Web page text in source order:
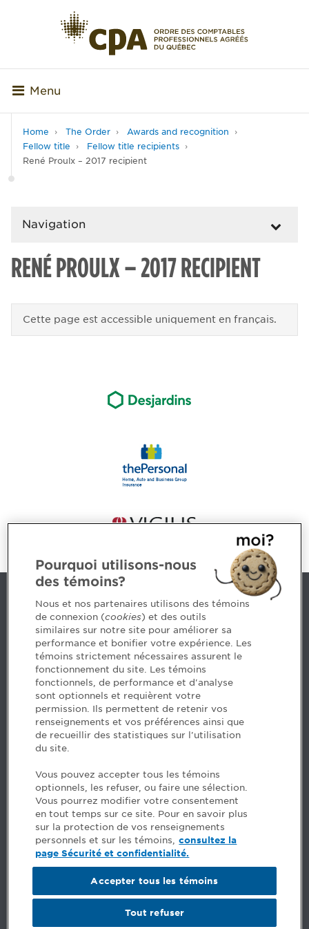
Menu
Home The Order
Awards and recognition
Fellow title
Fellow title recipients
René Proulx – 2017 recipient
Navigation
RENÉ PROULX – 2017 RECIPIENT
Cette page est accessible uniquement en français.
Contact us
5, Place Ville Marie, bureau 800, Montréal (Québec)
H3B 2G2
www.cpaquebec.ca
Questions? Ask our team >
Want to make the Order a part of your career? See
our job offers >
Facebook - Devenir CPA
Instagram
LinkedIn - CPA
LinkedIn - 20 minutes CPA
LinkedIn - Emploi CPA
TikTok
Comments
Pourquoi utilisons-nous
des témoins?
Nous et nos partenaires utilisons des témoins
de connexion (cookies) et des outils
similaires sur notre site pour améliorer sa
performance et bonifier votre expérience. Les
témoins strictement nécessaires assurent le
fonctionnement du site. Les témoins
fonctionnels, de performance et d'analyse
sont optionnels et requièrent votre
permission. Ils permettent de retenir vos
renseignements et vos préférences ainsi que
de recueillir des statistiques sur l'utilisation
du site.
Vous pouvez accepter tous les témoins
optionnels, les refuser, ou faire une sélection.
Vous pourrez modifier votre consentement
en tout temps sur ce site. Pour en savoir plus
sur la protection de vos renseignements
personnels et sur les témoins, consultez la
page Sécurité et confidentialité.
Tout refuser
Accepter tous les témoins